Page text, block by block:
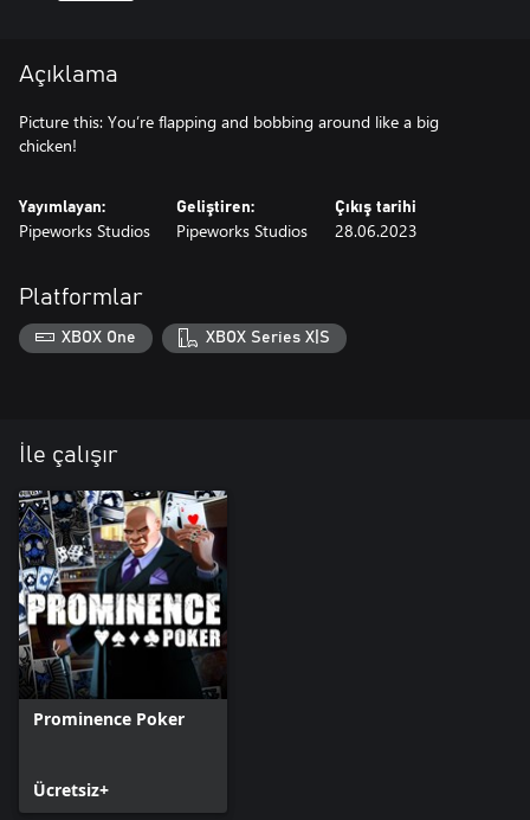
Açıklama
Picture this: You’re flapping and bobbing around like a big
chicken!
Yayımlayan:
Pipeworks Studios
Geliştiren:
Pipeworks Studios
Çıkış tarihi
28.06.2023
Platformlar
XBOX One XBOX Series X|S
İle çalışır
Prominence Poker
Ücretsiz+